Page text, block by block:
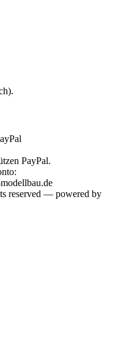
PayPal.
reserved — powered by